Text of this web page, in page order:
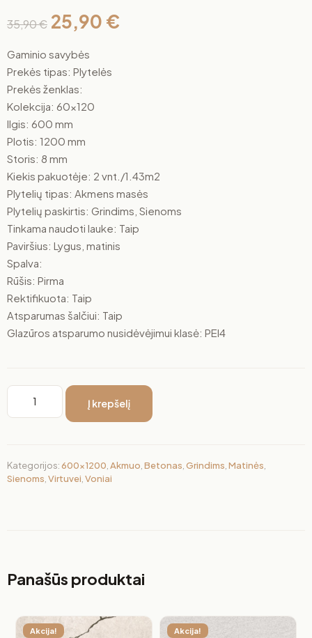
35,90€ 25,90 €
Gaminio savybės
Prekės tipas: Plytelės
Prekės ženklas:
Kolekcija: 60×120
Ilgis: 600 mm
Plotis: 1200 mm
Storis: 8 mm
Kiekis pakuotėje: 2 vnt./1.43m2
Plytelių tipas: Akmens masės
Plytelių paskirtis: Grindims, Sienoms
Tinkama naudoti lauke: Taip
Paviršius: Lygus, matinis
Spalva:
Rūšis: Pirma
Rektifikuota: Taip
Atsparumas šalčiui: Taip
Glazūros atsparumo nusidėvėjimui klasė: PEI4
Į krepšelį
Kategorijos:600x1200 Akmuo Betonas Grindims Matinės
Sienoms Virtuvei Voniai
Panašūs produktai
Akcija! Akcija!